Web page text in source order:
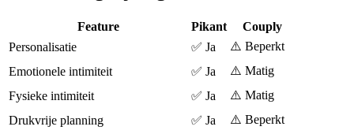
Feature Pikant
Couply
Personalisatie
✅ Ja
⚠️ Beperkt
Emotionele intimiteit
✅ Ja
⚠️ Matig
Fysieke intimiteit
✅ Ja
⚠️ Matig
Drukvrije planning
✅ Ja
⚠️ Beperkt